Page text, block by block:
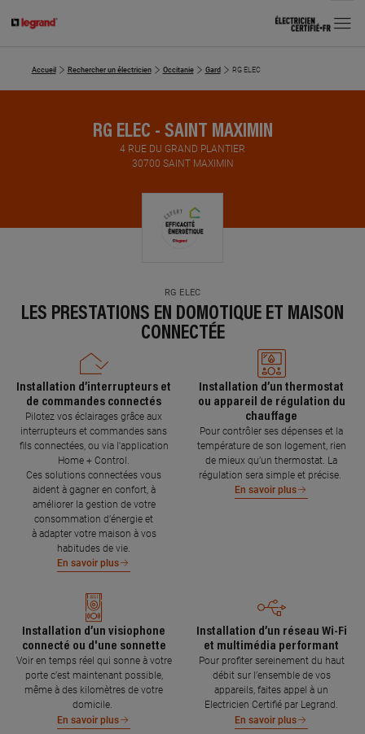
MENU
Accueil Rechercher un électricien Occitanie Gard RG ELEC
RG ELEC - SAINT MAXIMIN
4 RUE DU GRAND PLANTIER
30700 SAINT MAXIMIN
RG ELEC
LES PRESTATIONS EN DOMOTIQUE ET MAISON
CONNECTÉE
Installation d’interrupteurs et
de commandes connectés
Pilotez vos éclairages grâce aux
interrupteurs et commandes sans
fils connectées, ou via l'application
Home + Control.
Ces solutions connectées vous
aident à gagner en confort, à
améliorer la gestion de votre
consommation d’énergie et
à adapter votre maison à vos
habitudes de vie.
En savoir plus
Installation d’un thermostat
ou appareil de régulation du
chauffage
Pour contrôler ses dépenses et la
température de son logement, rien
de mieux qu’un thermostat. La
régulation sera simple et précise.
En savoir plus
Installation d’un visiophone
connecté ou d'une sonnette
Voir en temps réel qui sonne à votre
porte c’est maintenant possible,
même à des kilomètres de votre
domicile.
En savoir plus
Installation d’un réseau Wi-Fi
et multimédia performant
Pour profiter sereinement du haut
débit sur l’ensemble de vos
appareils, faites appel à un
Electricien Certifié par Legrand.
En savoir plus